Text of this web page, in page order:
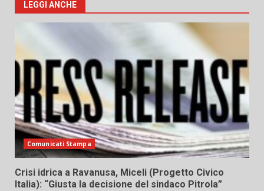
LEGGI ANCHE
Comunicati Stampa
Crisi idrica a Ravanusa, Miceli (Progetto Civico
Italia): “Giusta la decisione del sindaco Pitrola”